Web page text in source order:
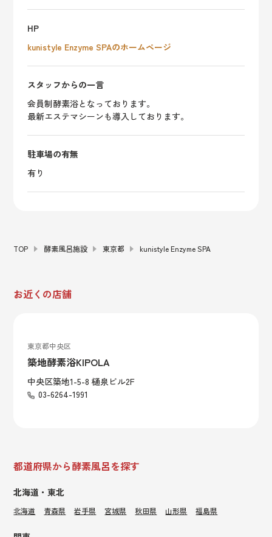
HP
kunistyle Enzyme SPAのホームページ
スタッフからの一言
会員制酵素浴となっております。
最新エステマシーンも導入しております。
駐車場の有無
有り
TOP 酵素風呂施設 東京都 kunistyle Enzyme SPA
お近くの店舗
東京都中央区
築地酵素浴KIPOLA
中央区築地1-5-8 樋泉ビル2F
03-6264-1991
都道府県から酵素風呂を探す
北海道・東北
北海道 青森県 岩手県 宮城県 秋田県 山形県 福島県